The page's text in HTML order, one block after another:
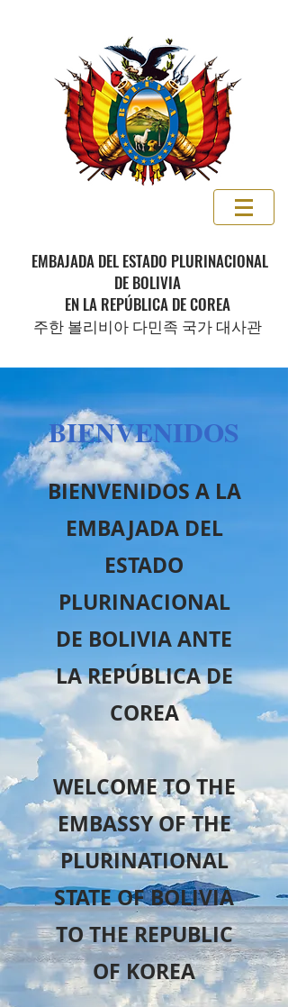
EMBAJADA DEL ESTADO PLURINACIONAL
DE BOLIVIA
EN LA REPÚBLICA DE COREA
주한 볼리비아 다민족 국가 대사관
BIENVENIDOS
BIENVENIDOS A LA
EMBAJADA DEL
ESTADO
PLURINACIONAL
DE BOLIVIA ANTE
LA REPÚBLICA DE
COREA
WELCOME TO THE
EMBASSY OF THE
PLURINATIONAL
STATE OF BOLIVIA
TO THE REPUBLIC
OF KOREA